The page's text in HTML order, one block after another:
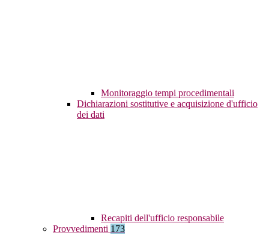
Monitoraggio tempi procedimentali
Dichiarazioni sostitutive e acquisizione d'ufficio
dei dati
Recapiti dell'ufficio responsabile
Provvedimenti 173